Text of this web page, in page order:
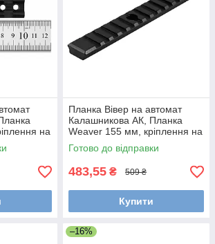
на
Планка Вівер на автомат
Калашникова АК, Планка
Weaver 155 мм, кріплення на
прицільну планку
Готово до відправки
483,55 ₴ 509 ₴
Купити
–16%